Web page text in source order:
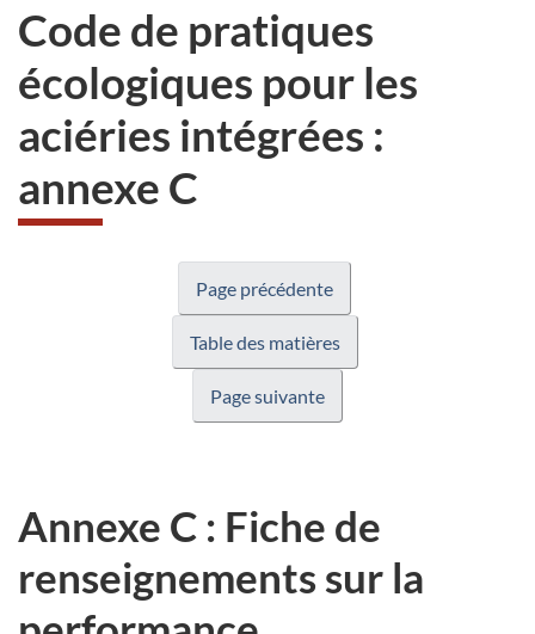
participer
sondage
du
site
Code de pratiques
écologiques pour les
aciéries intégrées :
annexe C
Page précédente
Table des matières
Page suivante
Annexe C : Fiche de
renseignements sur la